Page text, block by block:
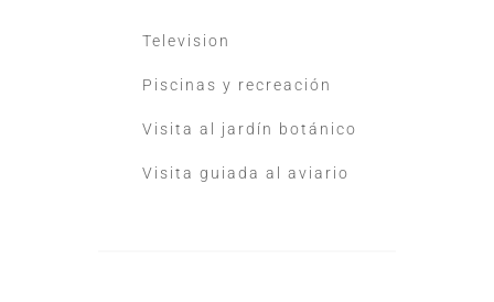
Television
Piscinas y recreación
Visita al jardín botánico
Visita guiada al aviario